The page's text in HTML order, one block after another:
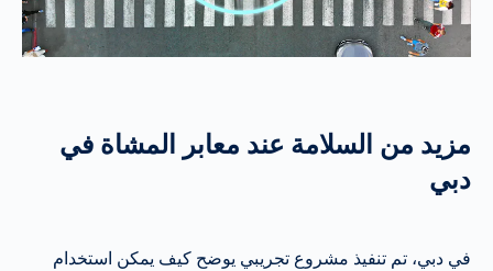
مزيد من السلامة عند معابر المشاة في
دبي
في دبي، تم تنفيذ مشروع تجريبي يوضح كيف يمكن استخدام